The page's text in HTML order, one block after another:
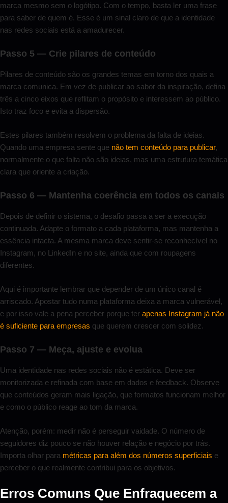
marca mesmo sem o logótipo. Com o tempo, basta ler uma frase
para saber de quem é. Esse é um sinal claro de que a identidade
nas redes sociais está a amadurecer.
Passo 5 — Crie pilares de conteúdo
Pilares de conteúdo são os grandes temas em torno dos quais a
marca comunica. Em vez de publicar ao sabor da inspiração, defina
três a cinco eixos que reflitam o propósito e interessem ao público.
Isto traz foco e evita a dispersão.
Estes pilares também resolvem o problema da falta de ideias.
Quando uma empresa sente que não tem conteúdo para publicar,
normalmente o que falta não são ideias, mas uma estrutura temática
clara que oriente a criação.
Passo 6 — Mantenha coerência em todos os canais
Depois de definir o sistema, o desafio passa a ser a execução
continuada. Adapte o formato a cada plataforma, mas mantenha a
essência intacta. A mesma marca deve sentir-se reconhecível no
Instagram, no LinkedIn e no site, ainda que com roupagens
diferentes.
Aqui é importante lembrar que depender de um único canal é
arriscado. Apostar tudo numa plataforma deixa a marca vulnerável,
e por isso vale a pena perceber porque ter apenas Instagram já não
é suficiente para empresas que querem crescer com solidez.
Passo 7 — Meça, ajuste e evolua
Uma identidade nas redes sociais não é estática. Deve ser
monitorizada e refinada com base em dados e feedback. Observe
que conteúdos geram mais ligação, que formatos funcionam melhor
e como o público reage ao tom da marca.
Atenção, porém: medir não é perseguir vaidade. O número de
seguidores diz pouco se não houver relação e negócio por trás.
Importa olhar para métricas para além dos números superficiais e
perceber o que realmente contribui para os objetivos.
Erros Comuns Que Enfraquecem a